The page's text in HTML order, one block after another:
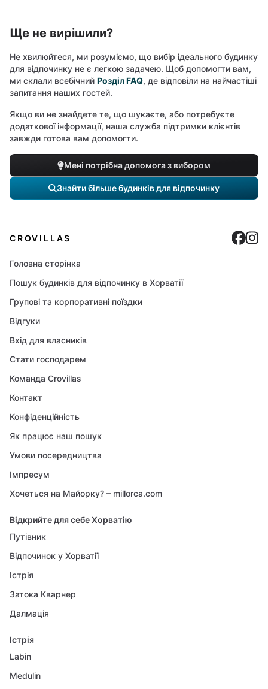
Ще не вирішили?
Не хвилюйтеся, ми розуміємо, що вибір ідеального будинку
для відпочинку не є легкою задачею. Щоб допомогти вам,
ми склали всебічний Розділ FAQ, де відповіли на найчастіші
запитання наших гостей.
Якщо ви не знайдете те, що шукаєте, або потребуєте
додаткової інформації, наша служба підтримки клієнтів
завжди готова вам допомогти.
Мені потрібна допомога з вибором
Знайти більше будинків для відпочинку
CROVILLAS
Головна сторінка
Пошук будинків для відпочинку в Хорватії
Групові та корпоративні поїздки
Відгуки
Вхід для власників
Стати господарем
Команда Crovillas
Контакт
Конфіденційність
Як працює наш пошук
Умови посередництва
Імпресум
Хочеться на Майорку? – millorca.com
Відкрийте для себе Хорватію
Путівник
Відпочинок у Хорватії
Істрія
Затока Кварнер
Далмація
Істрія
Labin
Medulin